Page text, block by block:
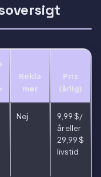
Rekla
mer
Pris
(årlig)
Nej
9,99 $/
år eller
29,99 $
livstid